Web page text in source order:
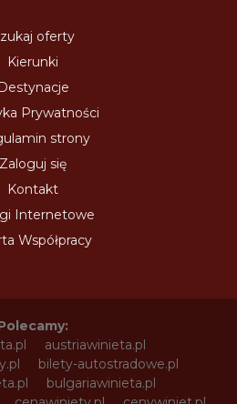
oferty
Kierunki
Destynacje
Prywatności
strony
Zaloguj się
Kontakt
Internetowe
Współpracy
austriawinieta.pl
bilety-autostradowe.pl
bulgariawinieta.pl